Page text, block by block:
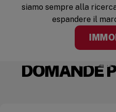
siamo sempre alla
espandere il
DOMANDE